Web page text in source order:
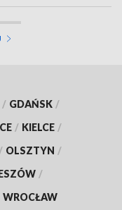
/ GDAŃSK /
/ KIELCE /
/ OLSZTYN /
/
WROCŁAW